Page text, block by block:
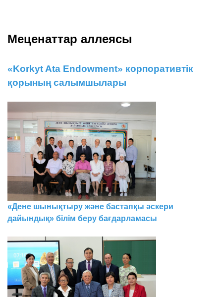
Меценаттар аллеясы
«Korkyt Ata Endowment» корпоративтік
қорының салымшылары
«Дене шынықтыру және бастапқы әскери
дайындық» білім беру бағдарламасы